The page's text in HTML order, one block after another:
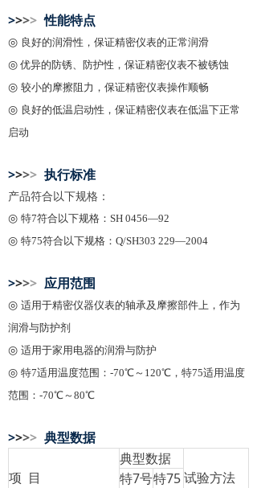
>>>> 性能特点
◎ 良好的润滑性，保证精密仪表的正常润滑
◎ 优异的防锈、防护性，保证精密仪表不被锈蚀
◎ 较小的摩擦阻力，保证精密仪表操作顺畅
◎ 良好的低温启动性，保证精密仪表在低温下正常
启动
>>>> 执行标准
产品符合以下规格：
◎ 特7符合以下规格：SH 0456—92
◎ 特75符合以下规格：Q/SH303 229—2004
>>>> 应用范围
◎ 适用于精密仪器仪表的轴承及摩擦部件上，作为
润滑与防护剂
◎ 适用于家用电器的润滑与防护
◎ 特7适用温度范围：-70℃～120℃，特75适用温度
范围：-70℃～80℃
>>>> 典型数据
项 目
典型数据
试验方法
特7号特75